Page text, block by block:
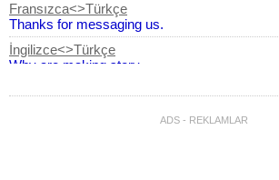
Fransızca<>Türkçe
Thanks for messaging us.
İngilizce<>Türkçe
Why are making story
ADS - REKLAMLAR